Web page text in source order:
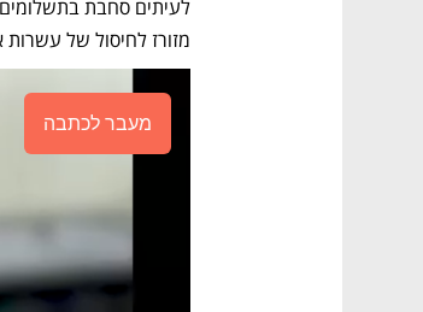
מזורז לחיסול של עשרות
מעבר לכתבה